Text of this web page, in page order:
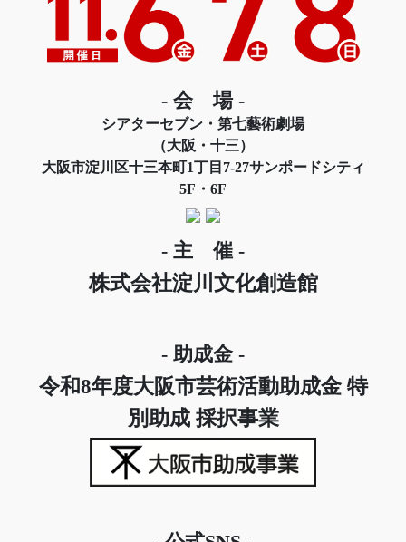
- 会 場 -
シアターセブン・第七藝術劇場
（大阪・十三）
大阪市淀川区十三本町1丁目7-27サンポードシティ
5F・6F
- 主 催 -
株式会社淀川文化創造館
- 助成金 -
令和8年度大阪市芸術活動助成金 特
別助成 採択事業